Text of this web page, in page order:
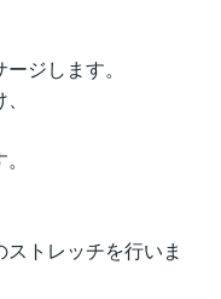
ジします。
トレッチを行いま